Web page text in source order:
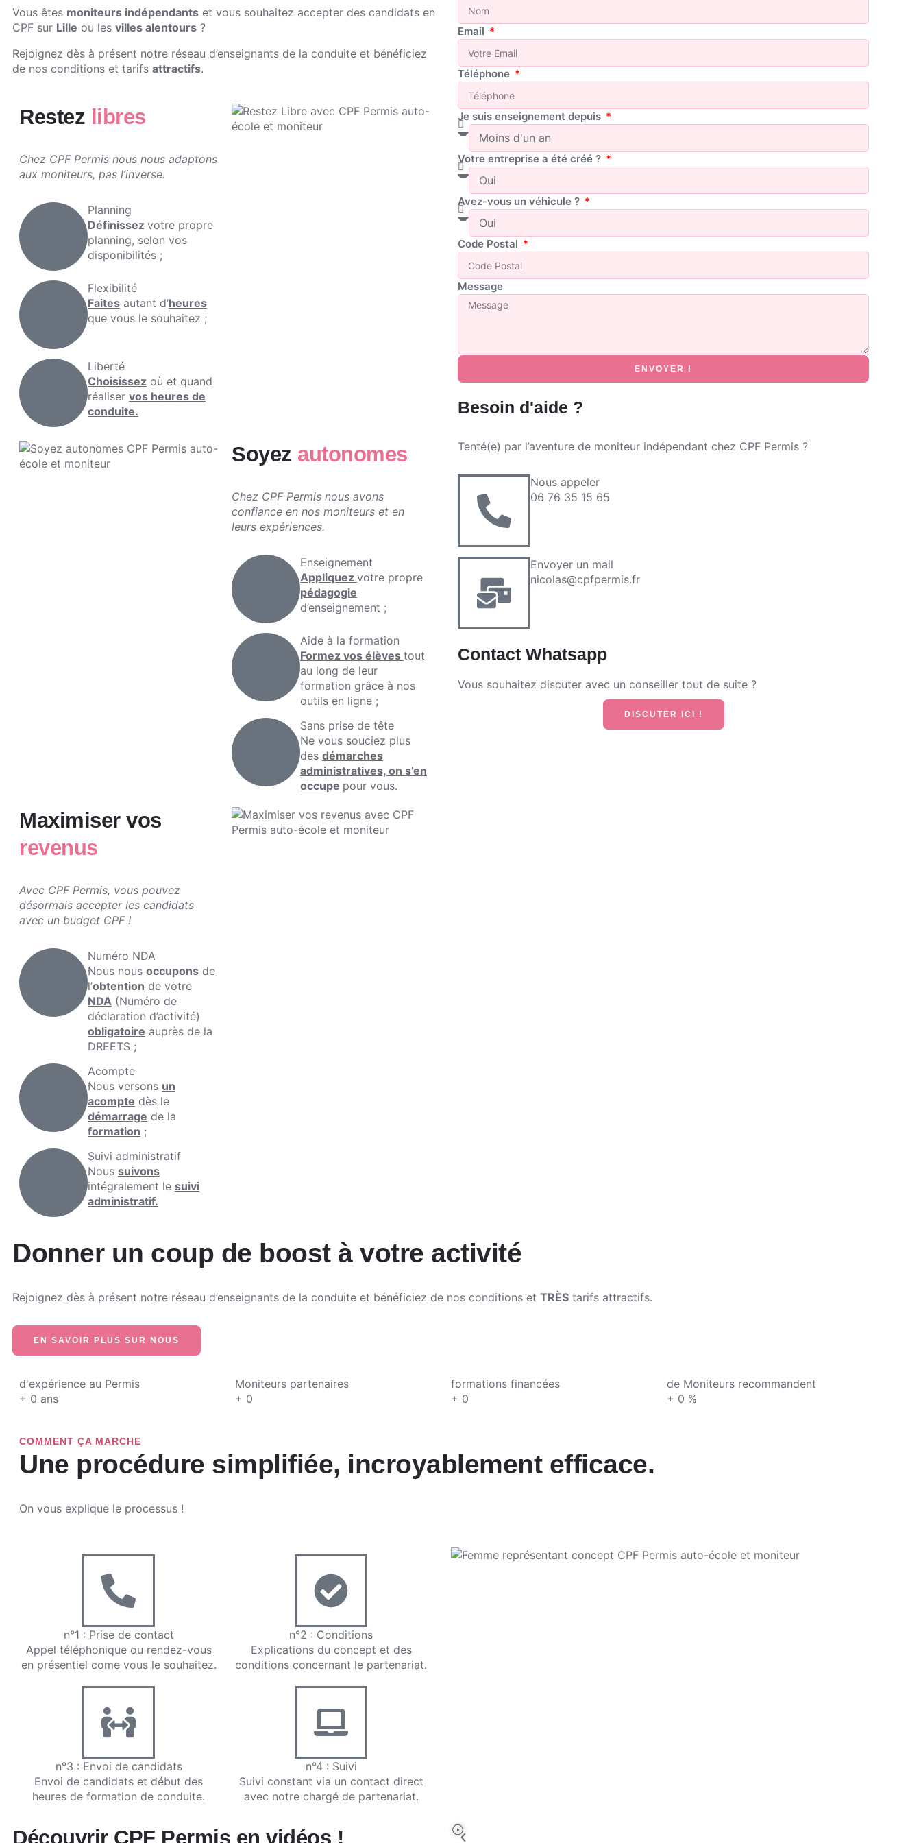
Vous êtes moniteurs indépendants et vous souhaitez accepter des candidats en
CPF sur Lille ou les villes alentours ?
Rejoignez dès à présent notre réseau d’enseignants de la conduite et bénéficiez
de nos conditions et tarifs attractifs.
Restez libres
Chez CPF Permis nous nous adaptons
aux moniteurs, pas l’inverse.
Planning
Définissez votre propre
planning, selon vos
disponibilités ;
Flexibilité
Faites autant d’heures
que vous le souhaitez ;
Liberté
Choisissez où et quand
réaliser vos heures de
conduite.
Soyez autonomes
Chez CPF Permis nous avons
confiance en nos moniteurs et en
leurs expériences.
Enseignement
Appliquez votre propre
pédagogie
d’enseignement ;
Aide à la formation
Formez vos élèves tout
au long de leur
formation grâce à nos
outils en ligne ;
Sans prise de tête
Ne vous souciez plus
des démarches
administratives, on s’en
occupe pour vous.
Maximiser vos
revenus
Avec CPF Permis, vous pouvez
désormais accepter les candidats
avec un budget CPF !
Numéro NDA
Nous nous occupons de
l’obtention de votre
NDA (Numéro de
déclaration d’activité)
obligatoire auprès de la
DREETS ;
Acompte
Nous versons un
acompte dès le
démarrage de la
formation ;
Suivi administratif
Nous suivons
intégralement le suivi
administratif.
Email
Téléphone
Je suis enseignement depuis
Votre entreprise a été créé ?
Avez-vous un véhicule ?
Code Postal
Message
ENVOYER !
Besoin d'aide ?
Tenté(e) par l’aventure de moniteur indépendant chez CPF Permis ?
Nous appeler
06 76 35 15 65
Envoyer un mail
nicolas@cpfpermis.fr
Contact Whatsapp
Vous souhaitez discuter avec un conseiller tout de suite ?
DISCUTER ICI !
Donner un coup de boost à votre activité
Rejoignez dès à présent notre réseau d’enseignants de la conduite et bénéficiez de nos conditions et TRÈS tarifs attractifs.
EN SAVOIR PLUS SUR NOUS
d'expérience au Permis
+ 0 ans
Moniteurs partenaires
+ 0
formations financées
+ 0
de Moniteurs recommandent
+ 0 %
COMMENT ÇA MARCHE
Une procédure simplifiée, incroyablement efficace.
On vous explique le processus !
n°1 : Prise de contact
Appel téléphonique ou rendez-vous
en présentiel come vous le souhaitez.
n°2 : Conditions
Explications du concept et des
conditions concernant le partenariat.
n°3 : Envoi de candidats
Envoi de candidats et début des
heures de formation de conduite.
n°4 : Suivi
Suivi constant via un contact direct
avec notre chargé de partenariat.
Découvrir CPF Permis en vidéos !